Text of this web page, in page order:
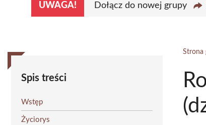
UWAGA! Dołącz do nowej grupy
Spis treści
Wstęp
Życiorys
Strona